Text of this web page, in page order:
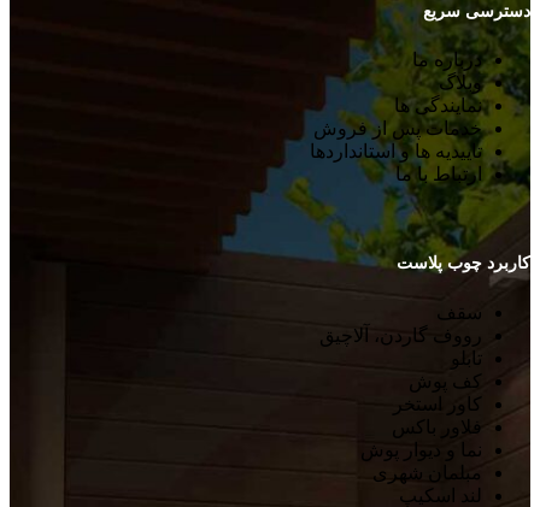
دسترسی سریع
درباره ما
وبلاگ
نمایندگی ها
خدمات پس از فروش
تاییدیه ها و استانداردها
ارتباط با ما
کاربرد چوب پلاست
سقف
رووف گاردن، آلاچیق
تابلو
کف پوش
کاور استخر
فلاور باکس
نما و دیوار پوش
مبلمان شهری
لند اسکیپ